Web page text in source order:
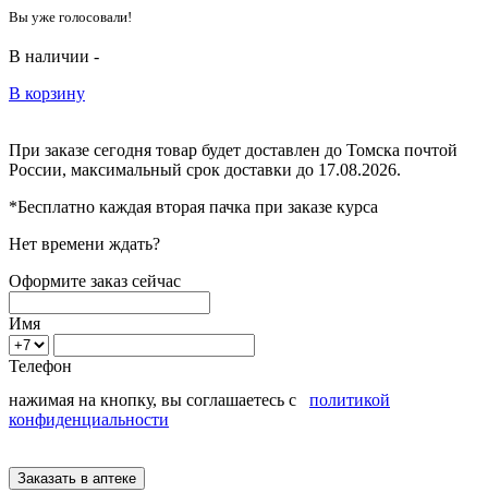
Вы уже голосовали!
В наличии -
В корзину
При заказе сегодня товар будет доставлен до Томска почтой
России, максимальный срок доставки до 17.08.2026.
*Бесплатно каждая вторая пачка при заказе курса
Нет времени ждать?
Оформите заказ сейчас
Имя
Телефон
нажимая на кнопку, вы соглашаетесь с политикой
конфиденциальности